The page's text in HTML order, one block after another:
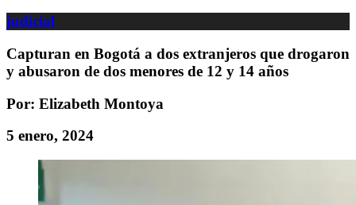
judicial
Capturan en Bogotá a dos extranjeros que drogaron
y abusaron de dos menores de 12 y 14 años
Por: Elizabeth Montoya
5 enero, 2024